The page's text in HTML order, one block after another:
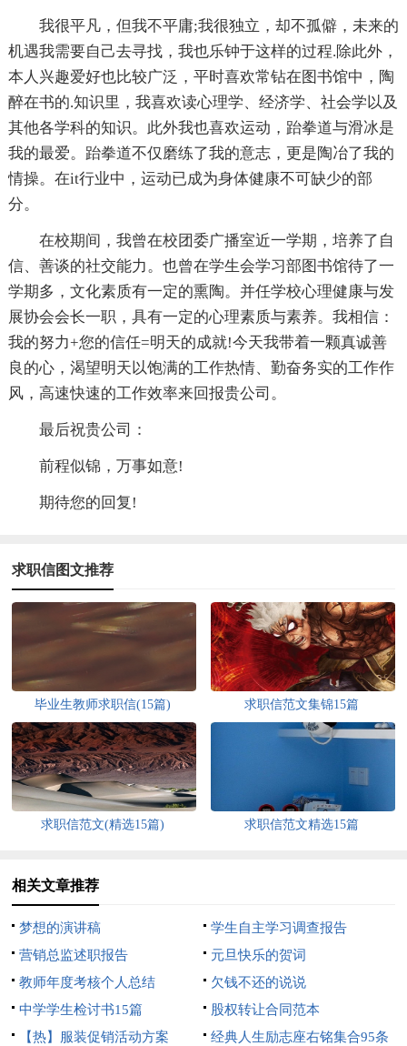
我很平凡，但我不平庸;我很独立，却不孤僻，未来的
机遇我需要自己去寻找，我也乐钟于这样的过程.除此外，
本人兴趣爱好也比较广泛，平时喜欢常钻在图书馆中，陶
醉在书的.知识里，我喜欢读心理学、经济学、社会学以及
其他各学科的知识。此外我也喜欢运动，跆拳道与滑冰是
我的最爱。跆拳道不仅磨练了我的意志，更是陶冶了我的
情操。在it行业中，运动已成为身体健康不可缺少的部
分。
在校期间，我曾在校团委广播室近一学期，培养了自
信、善谈的社交能力。也曾在学生会学习部图书馆待了一
学期多，文化素质有一定的熏陶。并任学校心理健康与发
展协会会长一职，具有一定的心理素质与素养。我相信：
我的努力+您的信任=明天的成就!今天我带着一颗真诚善
良的心，渴望明天以饱满的工作热情、勤奋务实的工作作
风，高速快速的工作效率来回报贵公司。
最后祝贵公司：
前程似锦，万事如意!
期待您的回复!
求职信图文推荐
毕业生教师求职信(15篇) 求职信范文集锦15篇
求职信范文(精选15篇) 求职信范文精选15篇
相关文章推荐
梦想的演讲稿
学生自主学习调查报告
营销总监述职报告
元旦快乐的贺词
教师年度考核个人总结
欠钱不还的说说
中学学生检讨书15篇
股权转让合同范本
【热】服装促销活动方案
经典人生励志座右铭集合95条